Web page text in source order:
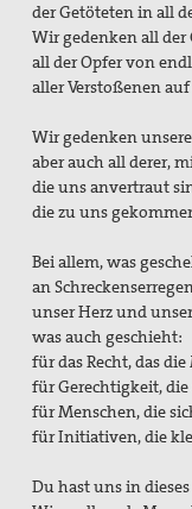
der Getöteten in all
Wir gedenken all
all der Opfer von
aller Verstoßenen auf
Wir gedenken
aber auch all derer,
die uns anvertraut
die zu uns
Bei allem, was
an
unser Herz und
was auch geschieht:
für das Recht, das
für Gerechtigkeit,
für Menschen, die
für Initiativen, die
Du hast uns in